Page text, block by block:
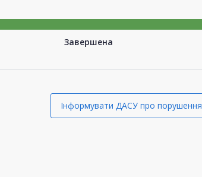
Завершена
Інформувати ДАСУ про порушення